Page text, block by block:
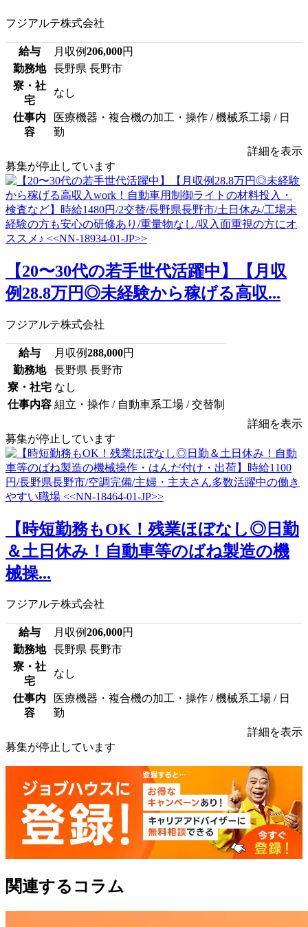
フジアルテ株式会社
給与 月収例206,000円
勤務地
長野県 長野市
寮・社
宅
なし
仕事内
容
医療機器・複合機の加工・操作 / 機械系工場 / 日
勤
詳細を表示
募集が停止しています
【20〜30代の若手世代活躍中】【月収
例28.8万円◎未経験から稼げる高収...
フジアルテ株式会社
給与 月収例288,000円
勤務地
長野県 長野市
寮・社宅 なし
仕事内容 組立・操作 / 自動車系工場 / 交替制
詳細を表示
募集が停止しています
【時短勤務もOK！残業ほぼなし◎日勤
＆土日休み！自動車等のばね製造の機
械操...
フジアルテ株式会社
給与 月収例206,000円
勤務地
長野県 長野市
寮・社
宅
なし
仕事内
容
医療機器・複合機の加工・操作 / 機械系工場 / 日
勤
詳細を表示
募集が停止しています
関連するコラム